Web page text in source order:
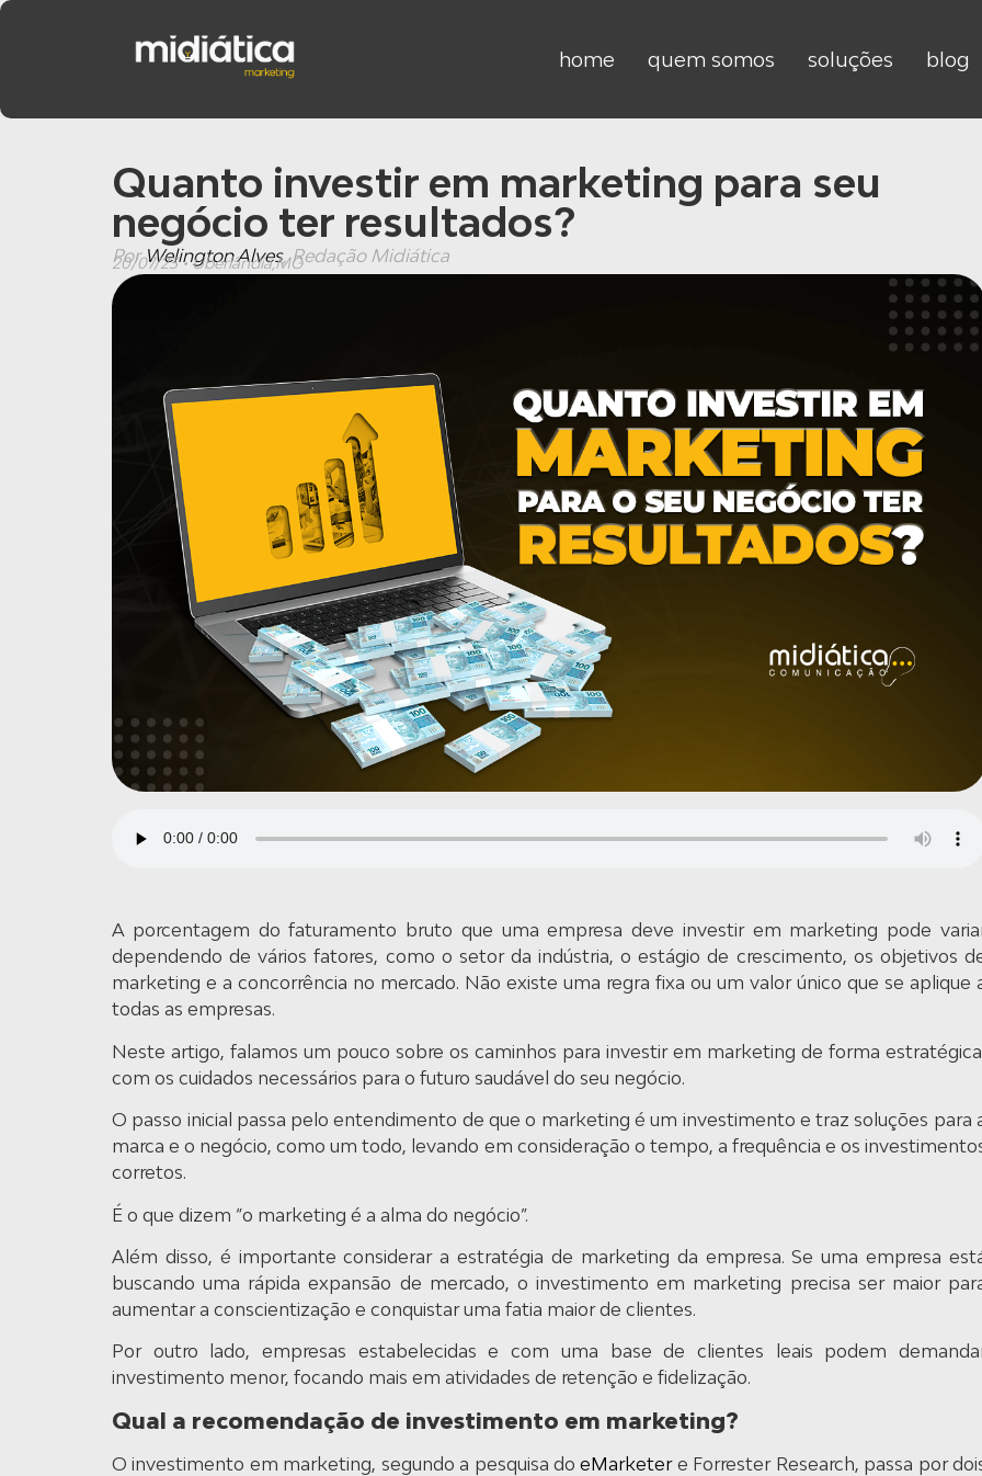
home quem somos soluções blog
Quanto investir em marketing para seu
negócio ter resultados?
PorWelington Alves, Redação Midiática
20/07/23 • Uberlândia,MG
A porcentagem do faturamento bruto que uma empresa deve investir em marketing pode
dependendo de vários fatores, como o setor da indústria, o estágio de crescimento, os objetivos
marketing e a concorrência no mercado. Não existe uma regra fixa ou um valor único que se aplique
todas as empresas.
Neste artigo, falamos um pouco sobre os caminhos para investir em marketing de forma
com os cuidados necessários para o futuro saudável do seu negócio.
O passo inicial passa pelo entendimento de que o marketing é um investimento e traz soluções para
marca e o negócio, como um todo, levando em consideração o tempo, a frequência e os
corretos.
É o que dizem “o marketing é a alma do negócio”.
Além disso, é importante considerar a estratégia de marketing da empresa. Se uma empresa
buscando uma rápida expansão de mercado, o investimento em marketing precisa ser maior
aumentar a conscientização e conquistar uma fatia maior de clientes.
Por outro lado, empresas estabelecidas e com uma base de clientes leais podem
investimento menor, focando mais em atividades de retenção e fidelização.
Qual a recomendação de investimento em marketing?
O investimento em marketing, segundo a pesquisa doeMarketere Forrester Research, passa por